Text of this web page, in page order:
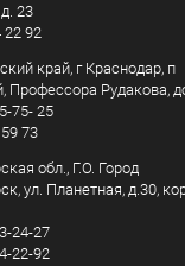
23
22 92
край, г Краснодар, п
Профессора Рудакова,
75- 25
73
обл., Г.О. Город
ул. Планетная, д.30,
24-27
22-92